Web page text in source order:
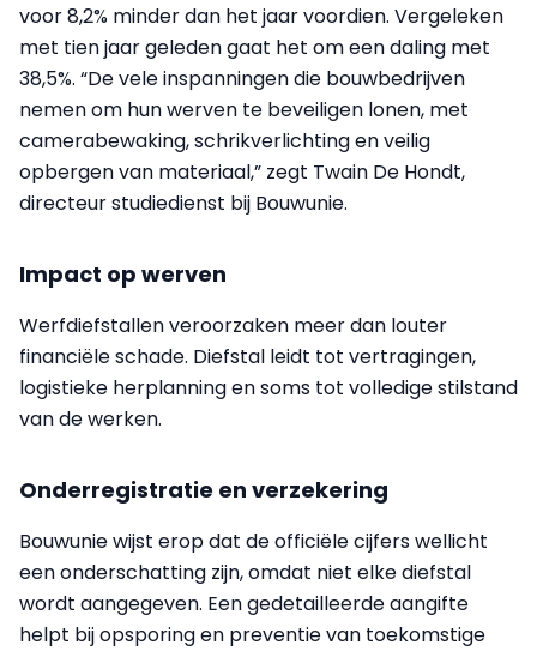
voor 8,2% minder dan het jaar voordien. Vergeleken
met tien jaar geleden gaat het om een daling met
38,5%. “De vele inspanningen die bouwbedrijven
nemen om hun werven te beveiligen lonen, met
camerabewaking, schrikverlichting en veilig
opbergen van materiaal,” zegt Twain De Hondt,
directeur studiedienst bij Bouwunie.
Impact op werven
Werfdiefstallen veroorzaken meer dan louter
financiële schade. Diefstal leidt tot vertragingen,
logistieke herplanning en soms tot volledige stilstand
van de werken.
Onderregistratie en verzekering
Bouwunie wijst erop dat de officiële cijfers wellicht
een onderschatting zijn, omdat niet elke diefstal
wordt aangegeven. Een gedetailleerde aangifte
helpt bij opsporing en preventie van toekomstige